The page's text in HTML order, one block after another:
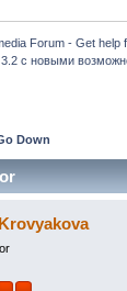
Forum - Get help
3.2 c новыми
Down